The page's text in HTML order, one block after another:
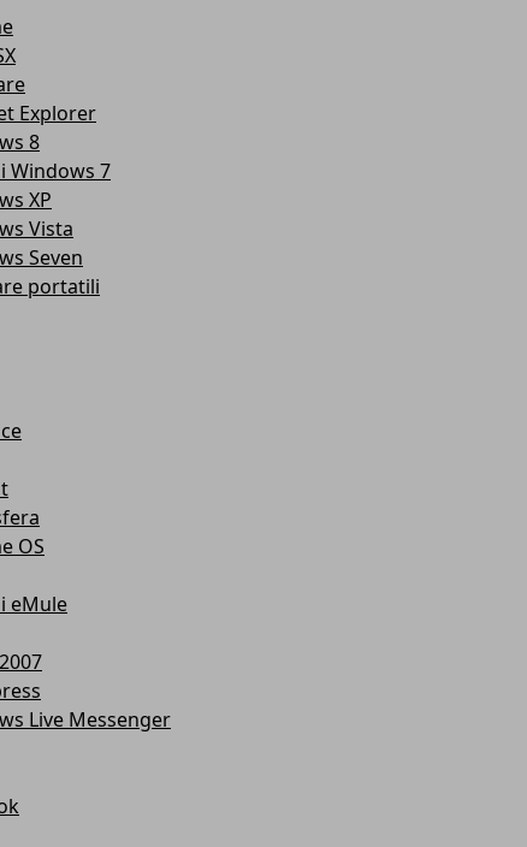
Explorer
8
Windows 7
XP
Vista
Seven
portatili
OS
eMule
Live Messenger